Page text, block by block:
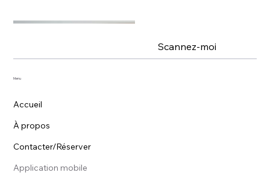
Scannez-moi
Menu
Accueil
À propos
Contacter/Réserver
Application mobile